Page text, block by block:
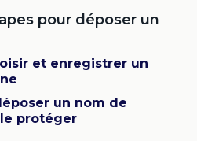
pour déposer un
et enregistrer un
un nom de
protéger